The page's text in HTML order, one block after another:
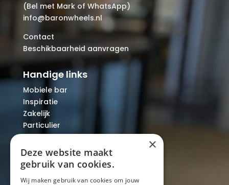
(Bel met Mark of WhatsApp)
info@baronwheels.nl
Contact
Beschikbaarheid aanvragen
Handige links
Mobiele bar
Inspiratie
Zakelijk
Particulier
Over ons
Blog
Locaties
×
Deze website maakt
gebruik van cookies.
Wij maken gebruik van cookies om jouw